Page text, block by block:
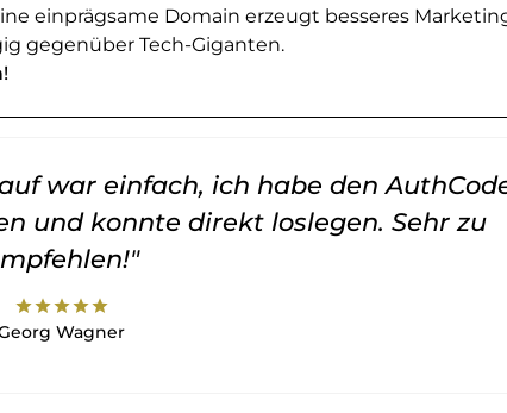
einprägsame Domain erzeugt besseres
gegenüber Tech-Giganten.
war einfach, ich habe den
und konnte direkt loslegen. Sehr zu
starstarstarstarstar
Wagner